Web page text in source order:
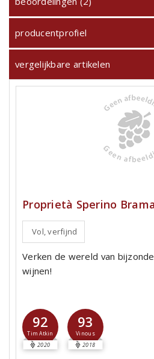
producentprofiel
vergelijkbare artikelen
Proprietà Sperino
Vol, verfijnd
Verken de wereld van
wijnen!
92
Tim Atkin
2020
93
Vinous
2018